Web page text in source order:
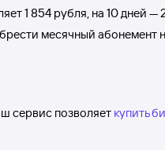
1 854 рубля, на 10 дней —
месячный абонемент
сервис позволяет купить